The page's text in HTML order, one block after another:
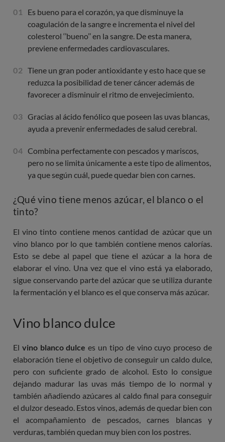
Es bueno para el corazón, ya que disminuye la
coagulación de la sangre e incrementa el nivel del
colesterol ‘’bueno’’ en la sangre. De esta manera,
previene enfermedades cardiovasculares.
Tiene un gran poder antioxidante y esto hace que se
reduzca la posibilidad de tener cáncer además de
favorecer a disminuir el ritmo de envejecimiento.
Gracias al ácido fenólico que poseen las uvas blancas,
ayuda a prevenir enfermedades de salud cerebral.
Combina perfectamente con pescados y mariscos,
pero no se limita únicamente a este tipo de alimentos,
ya que según cuál, puede quedar bien con carnes.
¿Qué vino tiene menos azúcar, el blanco o el
tinto?
El vino tinto contiene menos cantidad de azúcar que un
vino blanco por lo que también contiene menos calorías.
Esto se debe al papel que tiene el azúcar a la hora de
elaborar el vino. Una vez que el vino está ya elaborado,
sigue conservando parte del azúcar que se utiliza durante
la fermentación y el blanco es el que conserva más azúcar.
Vino blanco dulce
El vino blanco dulce es un tipo de vino cuyo proceso de
elaboración tiene el objetivo de conseguir un caldo dulce,
pero con suficiente grado de alcohol. Esto lo consigue
dejando madurar las uvas más tiempo de lo normal y
también añadiendo azúcares al caldo final para conseguir
el dulzor deseado. Estos vinos, además de quedar bien con
el acompañamiento de pescados, carnes blancas y
verduras, también quedan muy bien con los postres.